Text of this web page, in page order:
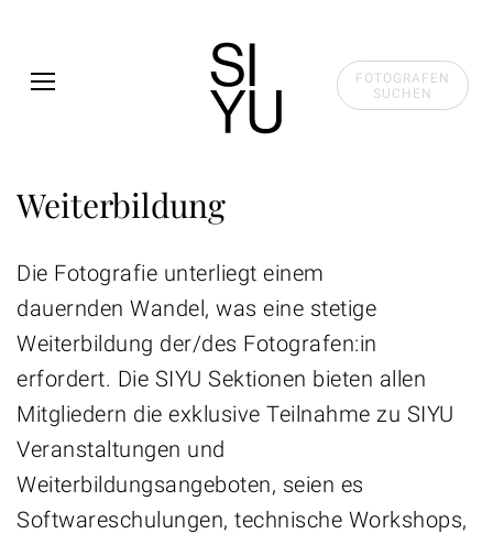
FOTOGRAFEN
SUCHEN
Weiterbildung
Die Fotografie unterliegt einem
dauernden Wandel, was eine stetige
Weiterbildung der/des Fotografen:in
erfordert. Die SIYU Sektionen bieten allen
Mitgliedern die exklusive Teilnahme zu SIYU
Veranstaltungen und
Weiterbildungsangeboten, seien es
Softwareschulungen, technische Workshops,